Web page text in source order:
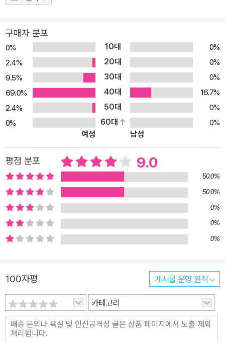
게 놀림을 받고, 엉뚱한 생각만 한다고 선생님께 꾸지람을 받는다. 어
면 원하는 대로 크기를 바꿀 수 있는 마술 피리를 건네준다. 마술 피리
를 크게 연주하면 커지고 작게 연주하면 작아진다는 것! 하지만 크기
는 딱 한 번만 바꿀 수 있다. 긴 연습 끝에 필립은 옆집 고양이 미아를
시험 삼아 마술 피리를 불어보다가 고양이를 호랑이처럼 크게 만든
다. 호랑이만 한 고양이가 마을을 돌아다니면서 벌이는 소동을 되돌
려보고자 필립은 마술 피리를 불지만, 사과는 호박만 해지고, 불도그
는 햄스터만 해지는 등 상황은 더욱더 엉망진창, 뒤죽박죽 엉키기 시
감정과 변화를 통해 어린이들의 모습을 꼼꼼히 짚어냈다. 필립은 마
술 피리가 생기자 평소에 너무 작고 약해서 하지 못했던 일들을 마음
껏 하면서 카타르시스를 느낀다. 평소에 필립을 놀리던 친구들의 축
구공을 크게 만들어 골려주면서도 그렇게 나쁜 일은 아닌 것 같다며
조금은 재밌어 한다. 하지만 필립이 마술 피리로 진짜 하고 싶은 일은
좋고 위대한 일이다. 백킬로 할머니에게는 커다란 사과를, 아빠에게
는 바닷가의 집을, 플라푸타 씨에게는 커다란 자동차를 선물하고 싶
어 하고 난처한 상황에 빠진 경찰 누나를 도와주려는 따듯한 마음을
게 한다. 키가 커지고 싶었던 필립은 피리 연주로 사람들에게 멋지다
고 인정받자 키가 한 뼘 자라난 것 같다며 으쓱해한다. 비밀이 많고 혼
자 상상하기를 좋아하던 필립이 피리 연주로 인정받으면서 스스로도
자부심을 가지는 모습은 모든 어린이들이 인정받고 칭찬받는 만큼 성
장하는 것임을 일깨워준다. ● 마술 같은 음악이 전해주는 잔잔한 감
구매자 분포
0% 10대
0%
2.4%
20대
0%
9.5%
30대
0%
69.0%
40대
16.7%
2.4%
50대
0%
0%
60대
0%
여성
남성
평점 분포 9.0
50.0%
50.0%
0%
0%
0%
100자평 게시물 운영 원칙
카테고리